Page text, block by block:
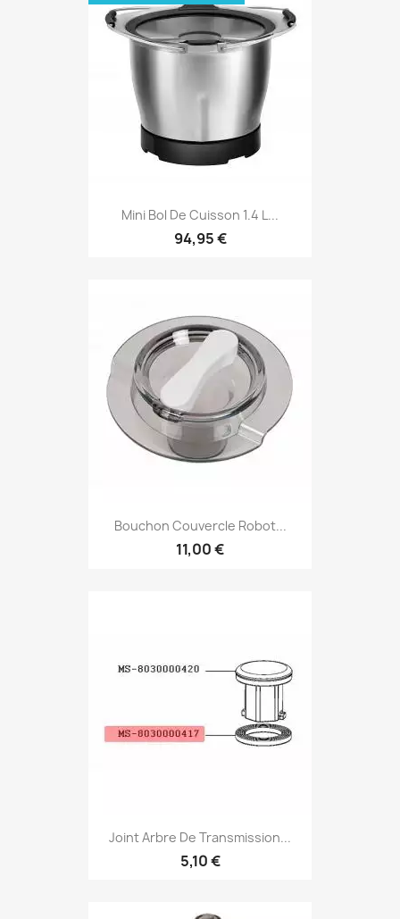
Mini Bol De Cuisson 1.4 L...
94,95 €
Bouchon Couvercle Robot...
11,00 €
Joint Arbre De Transmission...
5,10 €